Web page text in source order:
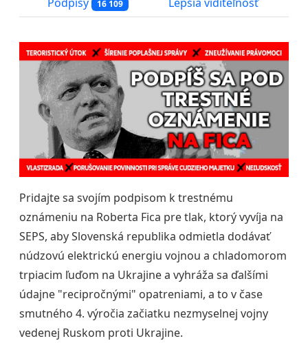
16 109
Pridajte sa svojím podpisom k trestnému
oznámeniu na Roberta Fica pre tlak, ktorý vyvíja na
SEPS, aby Slovenská republika odmietla dodávať
núdzovú elektrickú energiu vojnou a chladomorom
trpiacim ľuďom na Ukrajine a vyhráža sa ďalšími
údajne "recipročnými" opatreniami, a to v čase
smutného 4. výročia začiatku nezmyselnej vojny
vedenej Ruskom proti Ukrajine.